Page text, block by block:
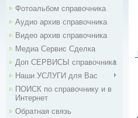
Фотоальбом справочника
Аудио архив справочника
Видео архив справочника
Медиа Сервис Сделка
Доп СЕРВИСЫ справочника
Наши УСЛУГИ для Вас
ПОИСК по справочнику и в
Интернет
Обратная связь